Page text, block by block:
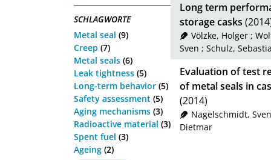
SCHLAGWORTE
Metal seal (9)
Creep (7)
Metal seals (6)
Leak tightness (5)
Long-term behavior (5)
Safety assessment (5)
Aging mechanisms (3)
Radioactive material (3)
Spent fuel (3)
Ageing (2)
Long term
storage casks
Völzke, Holger;
Sven ; Schulz,
Evaluation of test
of metal seals in
(2014)
Nagelschmidt, Sven
Dietmar